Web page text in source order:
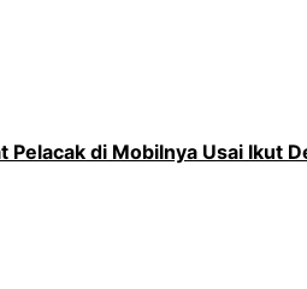
di Mobilnya Usai Ikut